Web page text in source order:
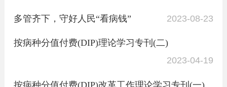
多管齐下，守好人民“看病钱” 2023-08-23
按病种分值付费(DIP)理论学习专刊(二)
2023-04-19
按病种分值付费(DIP)改革工作理论学习专刊(一)